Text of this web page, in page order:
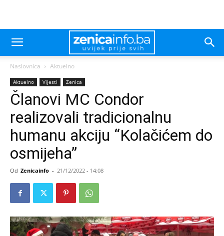
Naslovnica Aktuelno
Aktuelno Vijesti Zenica
Članovi MC Condor
realizovali tradicionalnu
humanu akciju “Kolačićem do
osmijeha”
Od Zenicainfo - 21/12/2022 - 14:08